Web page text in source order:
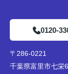
0120-
〒286-0221
千葉県富里市七栄